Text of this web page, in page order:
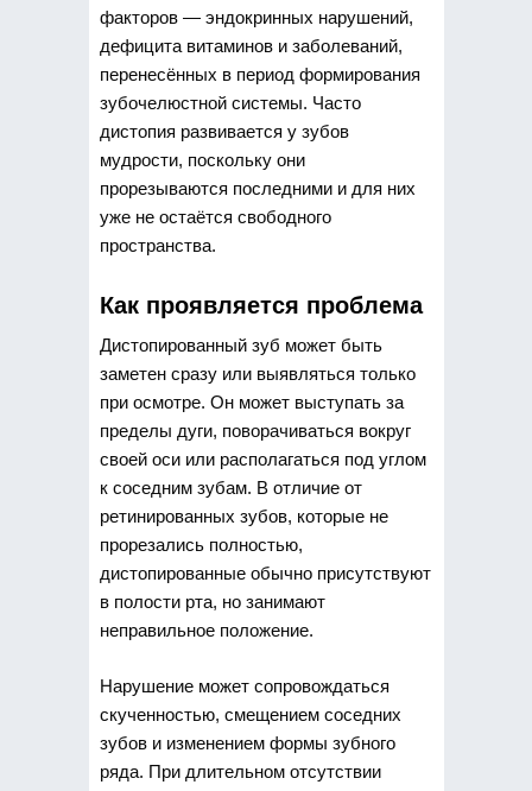
факторов — эндокринных нарушений,
дефицита витаминов и заболеваний,
перенесённых в период формирования
зубочелюстной системы. Часто
дистопия развивается у зубов
мудрости, поскольку они
прорезываются последними и для них
уже не остаётся свободного
пространства.
Как проявляется проблема
Дистопированный зуб может быть
заметен сразу или выявляться только
при осмотре. Он может выступать за
пределы дуги, поворачиваться вокруг
своей оси или располагаться под углом
к соседним зубам. В отличие от
ретинированных зубов, которые не
прорезались полностью,
дистопированные обычно присутствуют
в полости рта, но занимают
неправильное положение.
Нарушение может сопровождаться
скученностью, смещением соседних
зубов и изменением формы зубного
ряда. При длительном отсутствии